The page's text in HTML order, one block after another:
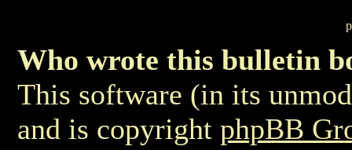
Who wrote this bulletin
This software (in its
and is copyright phpBB